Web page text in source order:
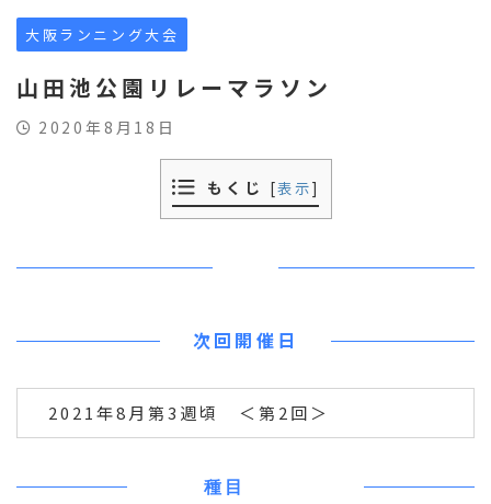
大阪ランニング大会
山田池公園リレーマラソン
2020年8月18日
もくじ [表示]
次回開催日
2021年8月第3週頃 ＜第2回＞
種目